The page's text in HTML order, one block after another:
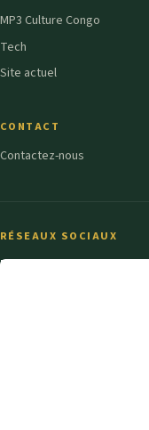
MP3 Culture Congo
Tech
Site actuel
CONTACT
Contactez-nous
RÉSEAUX SOCIAUX